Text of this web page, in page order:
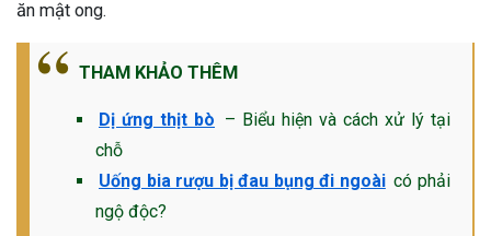
ăn mật ong.
THAM KHẢO THÊM
Dị ứng thịt bò – Biểu hiện và cách xử lý tại
chỗ
Uống bia rượu bị đau bụng đi ngoài có phải
ngộ độc?